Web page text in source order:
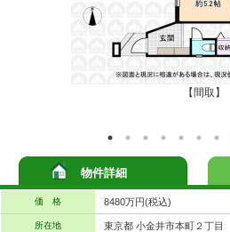
【間取】
物件詳細
価 格 8480万円(税込)
所在地 東京都 小金井市本町２丁目